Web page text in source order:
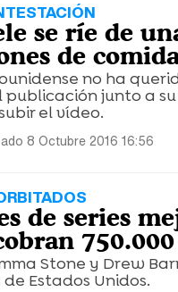
se ríe de
de
no ha
junto a
el vídeo.
8 Octubre 2016 16:56
de series
Stone y Drew
Estados Unidos.